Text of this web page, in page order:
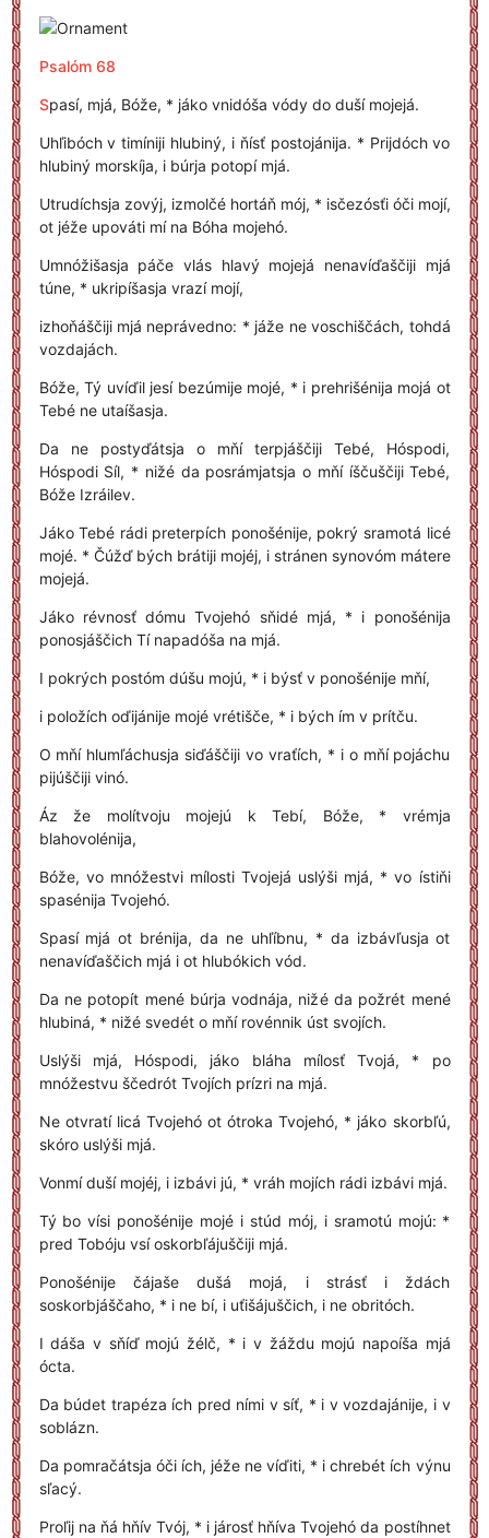
Psalóm 68
Spasí, mjá, Bóže, * jáko vnidóša vódy do duší mojejá.
Uhľibóch v timíniji hlubiný, i ňísť postojánija. * Prijdóch vo
hlubiný morskíja, i búrja potopí mjá.
Utrudíchsja zovýj, izmolčé hortáň mój, * isčezósťi óči mojí,
ot jéže upováti mí na Bóha mojehó.
Umnóžišasja páče vlás hlavý mojejá nenavíďaščiji mjá
túne, * ukripíšasja vrazí mojí,
izhoňáščiji mjá neprávedno: * jáže ne voschiščách, tohdá
vozdajách.
Bóže, Tý uvíďil jesí bezúmije mojé, * i prehrišénija mojá ot
Tebé ne utaíšasja.
Da ne postyďátsja o mňí terpjáščiji Tebé, Hóspodi,
Hóspodi Síl, * nižé da posrámjatsja o mňí íščuščiji Tebé,
Bóže Izráilev.
Jáko Tebé rádi preterpích ponošénije, pokrý sramotá licé
mojé. * Čúžď bých brátiji mojéj, i stránen synovóm mátere
mojejá.
Jáko révnosť dómu Tvojehó sňidé mjá, * i ponošénija
ponosjáščich Tí napadóša na mjá.
I pokrých postóm dúšu mojú, * i býsť v ponošénije mňí,
i položích oďijánije mojé vrétišče, * i bých ím v prítču.
O mňí hlumľáchusja siďáščiji vo vraťích, * i o mňí pojáchu
pijúščiji vinó.
Áz že molítvoju mojejú k Tebí, Bóže, * vrémja
blahovolénija,
Bóže, vo mnóžestvi mílosti Tvojejá uslýši mjá, * vo ístiňi
spasénija Tvojehó.
Spasí mjá ot brénija, da ne uhľíbnu, * da izbávľusja ot
nenavíďaščich mjá i ot hlubókich vód.
Da ne potopít mené búrja vodnája, nižé da požrét mené
hlubiná, * nižé svedét o mňí rovénnik úst svojích.
Uslýši mjá, Hóspodi, jáko bláha mílosť Tvojá, * po
mnóžestvu ščedrót Tvojích prízri na mjá.
Ne otvratí licá Tvojehó ot ótroka Tvojehó, * jáko skorbľú,
skóro uslýši mjá.
Vonmí duší mojéj, i izbávi jú, * vráh mojích rádi izbávi mjá.
Tý bo vísi ponošénije mojé i stúd mój, i sramotú mojú: *
pred Tobóju vsí oskorbľájuščiji mjá.
Ponošénije čájaše dušá mojá, i strásť i ždách
soskorbjáščaho, * i ne bí, i uťišájuščich, i ne obritóch.
I dáša v sňíď mojú žélč, * i v žáždu mojú napoíša mjá
ócta.
Da búdet trapéza ích pred ními v síť, * i v vozdajánije, i v
soblázn.
Da pomračátsja óči ích, jéže ne víďiti, * i chrebét ích výnu
sľacý.
Proľij na ňá hňív Tvój, * i járosť hňíva Tvojehó da postíhnet